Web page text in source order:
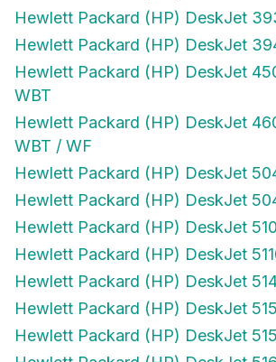
Hewlett Packard (HP) DeskJet
Hewlett Packard (HP) DeskJet
Hewlett Packard (HP) DeskJet
Hewlett Packard (HP) DeskJet
WBT / WF
Hewlett Packard (HP) DeskJet
Hewlett Packard (HP) DeskJet
Hewlett Packard (HP) DeskJet
Hewlett Packard (HP) DeskJet 5110
Hewlett Packard (HP) DeskJet
Hewlett Packard (HP) DeskJet
Hewlett Packard (HP) DeskJet 5151
Hewlett Packard (HP) DeskJet